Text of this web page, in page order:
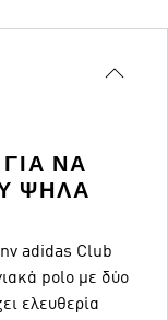
ΝΑ
ΨΗΛΆ
adidas Club
polo με δύο
ελευθερία